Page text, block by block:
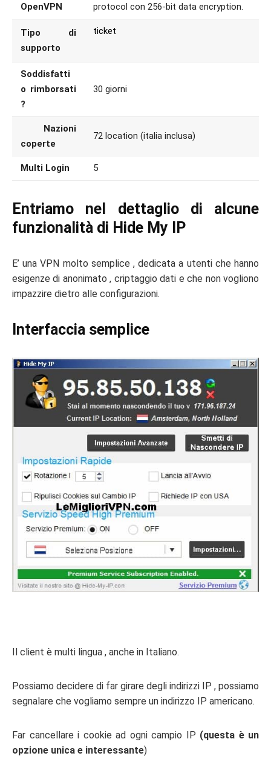
OpenVPN
protocol con 256-bit data encryption.
Tipo di
supporto
ticket
Soddisfatti
o rimborsati
?
30 giorni
Nazioni
coperte
72 location (italia inclusa)
Multi Login 5
Entriamo nel dettaglio di alcune
funzionalità di Hide My IP
E’ una VPN molto semplice , dedicata a utenti che hanno
esigenze di anonimato , criptaggio dati e che non vogliono
impazzire dietro alle configurazioni.
Interfaccia semplice
Il client è multi lingua , anche in Italiano.
Possiamo decidere di far girare degli indirizzi IP , possiamo
segnalare che vogliamo sempre un indirizzo IP americano.
Far cancellare i cookie ad ogni campio IP (questa è un
opzione unica e interessante)